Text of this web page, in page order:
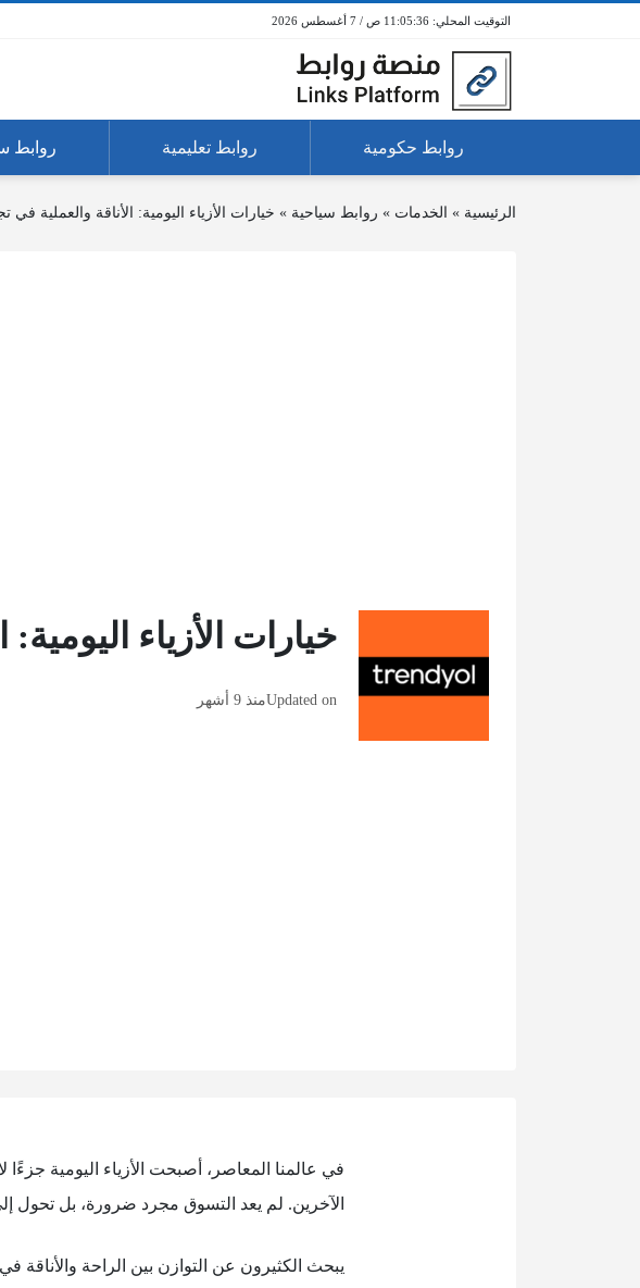
11:05:37 ص / 7 أغسطس 2026
روابط حكومية روابط تعليمية روابط
الرئيسية » الخدمات » روابط سياحية » خيارات الأزياء اليومية: الأناقة والعملية
خيارات الأزياء
Updated onمنذ 9 أشهر
في عالمنا المعاصر، أصبحت الأزياء اليومية جزءًا
الآخرين. لم يعد التسوق مجرد ضرورة، بل تحول
يبحث الكثيرون عن التوازن بين الراحة والأناقة